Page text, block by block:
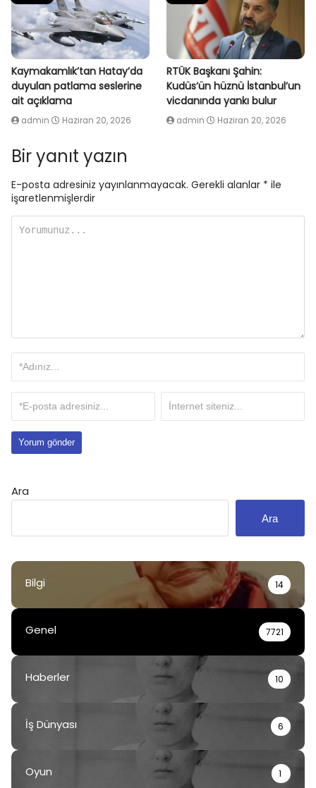
Kaymakamlık’tan Hatay’da
duyulan patlama seslerine
ait açıklama
admin Haziran 20, 2026
RTÜK Başkanı Şahin:
Kudüs’ün hüznü İstanbul’un
vicdanında yankı bulur
admin Haziran 20, 2026
Bir yanıt yazın
E-posta adresiniz yayınlanmayacak. Gerekli alanlar * ile
işaretlenmişlerdir
Ara
Ara
Bilgi 14
Genel 7721
Haberler 10
İş Dünyası 6
Oyun 1